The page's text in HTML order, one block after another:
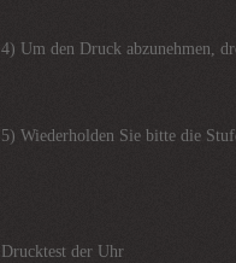
4) Um den Druck abzunehmen,
5) Wiederholden Sie bitte die
Drucktest der Uhr